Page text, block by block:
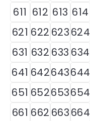
611 612 613 614
621 622 623624
631 632 633 634
641 642643644
651 652653654
661 662 663664